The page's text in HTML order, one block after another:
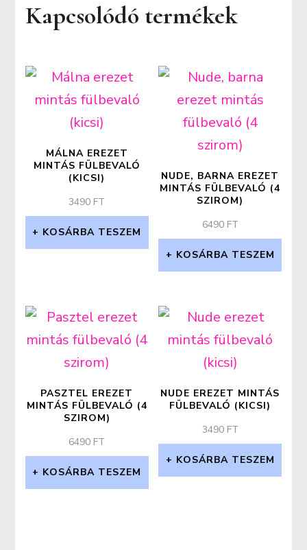
Kapcsolódó termékek
MÁLNA EREZET
MINTÁS FÜLBEVALÓ
(KICSI)
3490 FT
KOSÁRBA TESZEM
NUDE, BARNA EREZET
MINTÁS FÜLBEVALÓ (4
SZIROM)
6490 FT
KOSÁRBA TESZEM
PASZTEL EREZET
MINTÁS FÜLBEVALÓ (4
SZIROM)
6490 FT
KOSÁRBA TESZEM
NUDE EREZET MINTÁS
FÜLBEVALÓ (KICSI)
3490 FT
KOSÁRBA TESZEM